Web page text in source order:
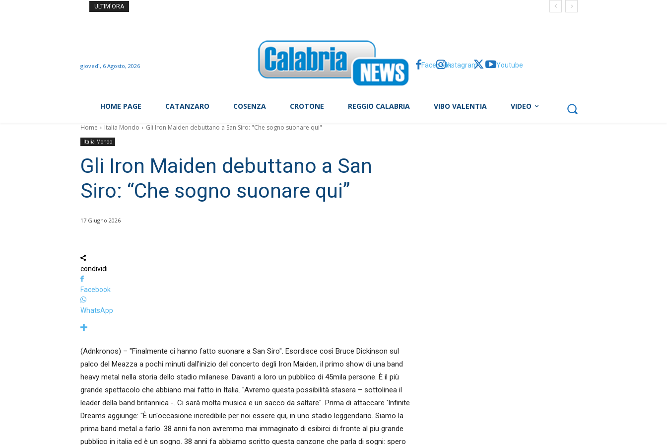
ULTIM'ORA
giovedì, 6 Agosto, 2026 FacebookInstagram X Youtube
HOME PAGE CATANZARO COSENZA CROTONE REGGIO CALABRIA VIBO VALENTIA VIDEO
Home Italia Mondo Gli Iron Maiden debuttano a San Siro: "Che sogno suonare qui"
Italia Mondo
Gli Iron Maiden debuttano a San
Siro: “Che sogno suonare qui”
17 Giugno 2026
condividi
Facebook
WhatsApp
(Adnkronos) – "Finalmente ci hanno fatto suonare a San Siro". Esordisce così Bruce Dickinson sul
palco del Meazza a pochi minuti dall'inizio del concerto degli Iron Maiden, il primo show di una band
heavy metal nella storia dello stadio milanese. Davanti a loro un pubblico di 45mila persone. È il più
grande spettacolo che abbiano mai fatto in Italia. "Avremo questa possibilità stasera – sottolinea il
leader della band britannica -. Ci sarà molta musica e un sacco da saltare". Prima di attaccare 'Infinite
Dreams aggiunge: "È un'occasione incredibile per noi essere qui, in uno stadio leggendario. Siamo la
prima band metal a farlo. 38 anni fa non avremmo mai immaginato di esibirci di fronte al piu grande
pubblico in italia ed è un sogno. 38 anni fa abbiamo scritto questa canzone che parla di sogni: spero